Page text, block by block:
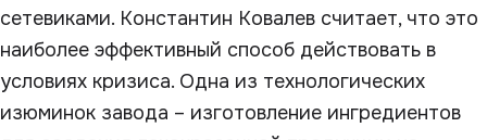
сетевиками. Константин Ковалев считает, что это
наиболее эффективный способ действовать в
условиях кризиса. Одна из технологических
изюминок завода – изготовление ингредиентов